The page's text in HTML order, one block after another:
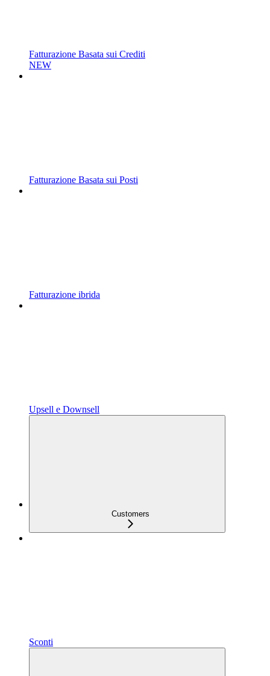
Fatturazione Basata sui Crediti
NEW
Fatturazione Basata sui Posti
Fatturazione ibrida
Upsell e Downsell
Customers
Sconti